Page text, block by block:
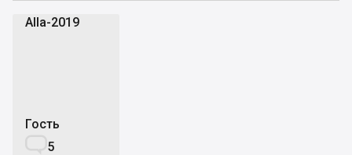
Alla-2019
Гость
5